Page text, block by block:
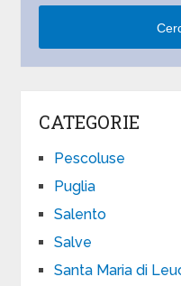
CATEGORIE
Pescoluse
Puglia
Salento
Salve
Santa Maria di